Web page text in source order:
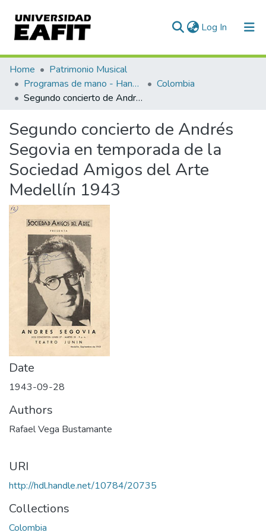
Log In (current)
Communities & Collections
All of DSpace
Home
Patrimonio Musical
Programas de mano - Hand programs
Colombia
Segundo concierto de Andrés Segovia en temporada de la Sociedad Amigos del Arte Medellín 1943
Segundo concierto de Andrés
Segovia en temporada de la
Sociedad Amigos del Arte
Medellín 1943
Date
1943-09-28
Authors
Rafael Vega Bustamante
URI
http://hdl.handle.net/10784/20735
Collections
Colombia